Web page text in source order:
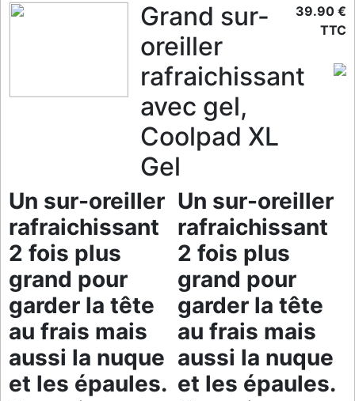
Grand sur-
oreiller
rafraichissant
avec gel,
Coolpad XL
Gel
Un sur-oreiller
rafraichissant
2 fois plus
grand pour
garder la tête
au frais mais
aussi la nuque
et les épaules.
Un sur-oreiller
rafraichissant
2 fois plus
grand pour
garder la tête
au frais mais
aussi la nuque
et les épaules.
39.90 €
TTC